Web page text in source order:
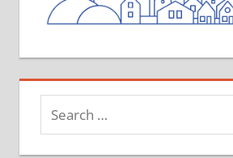
Search
for: